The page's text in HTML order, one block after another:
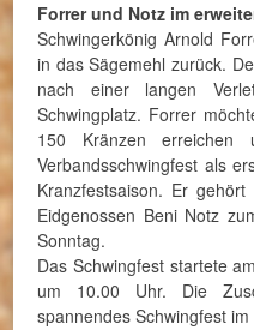
Forrer und Notz im
Schwingerkönig Arnold
in das Sägemehl zurück.
nach einer langen
Schwingplatz. Forrer
150 Kränzen erreichen
Verbandsschwingfest als
Kranzfestsaison. Er
Eidgenossen Beni Notz
Sonntag.
Das Schwingfest startete
um 10.00 Uhr. Die
spannendes Schwingfest